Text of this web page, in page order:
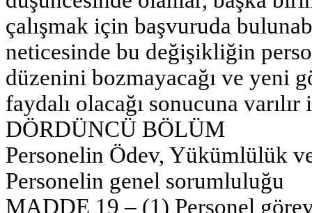
çalışmak için başvuruda
neticesinde bu değişikliğin
düzenini bozmayacağı ve yeni
faydalı olacağı sonucuna
DÖRDÜNCÜ BÖLÜM
Personelin Ödev, Yükümlülük
Personelin genel sorumluluğu
MADDE 19 – (1) Personel